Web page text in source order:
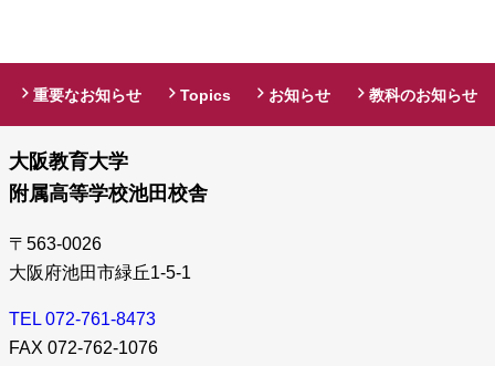
重要なお知らせ Topics お知らせ 教科のお知らせ
大阪教育大学
附属高等学校池田校舎
〒563-0026
大阪府池田市緑丘1-5-1
TEL 072-761-8473
FAX 072-762-1076